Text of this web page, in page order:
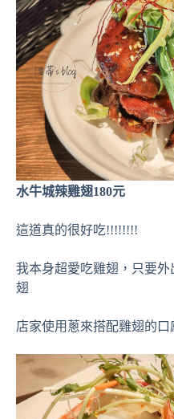
水牛城辣雞翅180元
這道真的很好吃!!!!!!!!
我本身超愛吃雞翅，只要
翅
店家使用蔥來搭配雞翅的口